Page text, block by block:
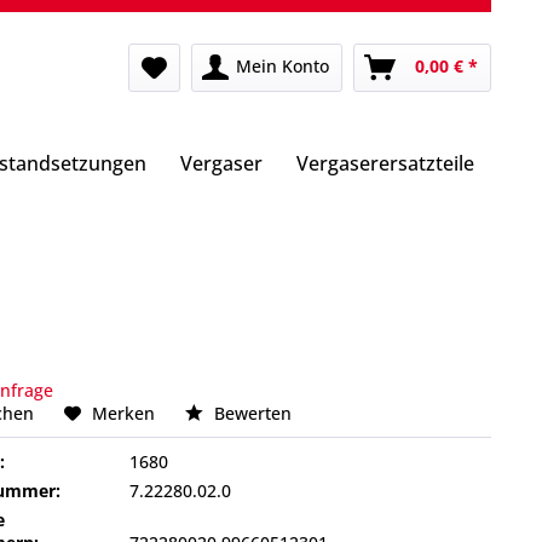
Mein Konto 0,00 € *
Vergaser Vergaserersatzteile
Merken Bewerten
1680
7.22280.02.0